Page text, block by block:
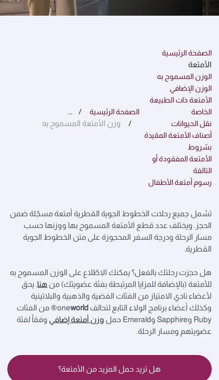
الصفحة الرئيسية
الأمتعة
الوزن المسموح به
الوزن الإضافي
الأمتعة ذات الطبيعة
الخاصة
نقل الحيوانات
أصناف الأمتعة المقيدة
بشروط
الأمتعة المفقودة أو
التالفة
رسوم أمتعة الأطفال
الصفحة الرئيسية
...
وزن الأمتعة المسموح به
تشمل جميع رحلات الخطوط الجوية القطرية أمتعة مسجّلة ضمن
الحجز. ويختلف عدد قطع الأمتعة المسموح بها ووزنها حسب
مسار الرحلة ودرجة السفر المحجوزة على متن الخطوط الجوية
القطرية.
هل حجزت رحلتك بالفعل؟ يمكنك الاطّلاع على الوزن المسموح به
للأمتعة (بالإضافة للمزايا المرتبطة بفئة عضويتك) من هنا. يحق
لأعضاء نادي الامتياز من الفئات الفضية والذهبية والبلاتينية
وكذلك أعضاء برنامج الولاء التابع لتحالف one world
® من الفئات
Ruby وSapphire وEmerald حمل
وزن أمتعة إضافي وفقاً لفئة
عضويتهم ومسار الرحلة.
هل تريد حمل المزيد من الأمتعة؟